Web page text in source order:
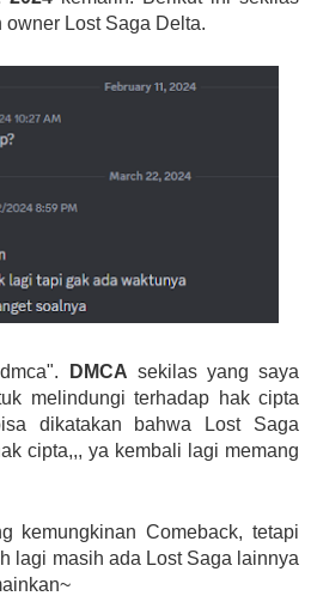
Lost Saga Delta.
DMCA sekilas yang saya
melindungi terhadap hak cipta
dikatakan bahwa Lost Saga
cipta,,, ya kembali lagi memang
kemungkinan Comeback, tetapi
lagi masih ada Lost Saga lainnya